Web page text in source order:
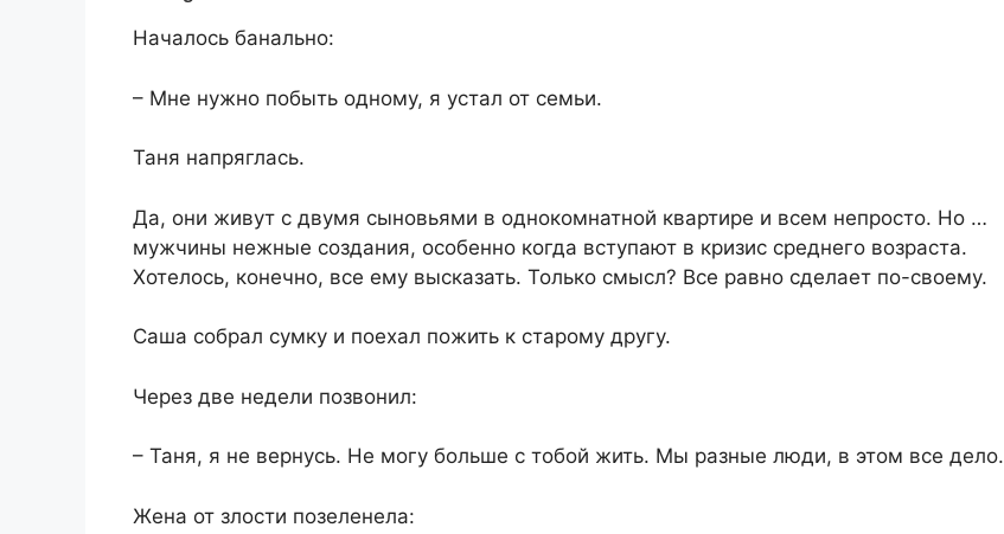
​Началось банально:​
​– Мне нужно побыть одному, я устал от семьи.​
Таня напряглась.​
​Да, они живут с двумя сыновьями в однокомнатной квартире и всем непросто. Но …
мужчины нежные создания, особенно когда вступают в кризис среднего возраста.
Хотелось, конечно, все ему высказать. Только смысл? Все равно сделает по-своему.​
​Саша собрал сумку и поехал пожить к старому другу.​
​Через две недели позвонил:​
​– Таня, я не вернусь. Не могу больше с тобой жить. Мы разные люди, в этом все дело.​
​Жена от злости позеленела:​